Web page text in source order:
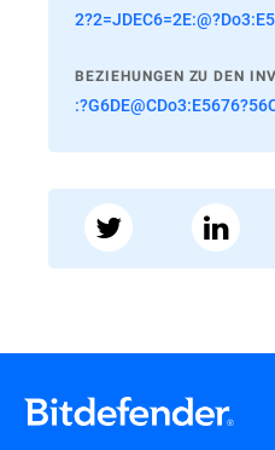
BEZIEHUNGEN ZU DEN